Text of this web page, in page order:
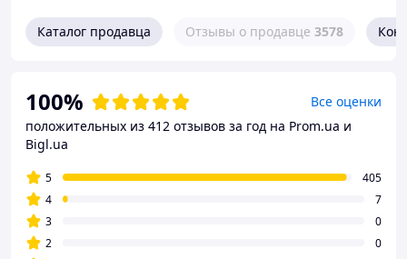
Каталог продавца Отзывы о продавце 3578
100%
Все оценки
положительных из 412 отзывов за год на Prom.ua и
Bigl.ua
5
405
4
7
3
0
2
0